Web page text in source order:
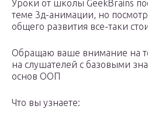
Уроки от школы GeekBrains
теме 3д-анимации, но
общего развития все-таки
Обращаю ваше внимание на
на слушателей с базовыми
основ ООП
Что вы узнаете: